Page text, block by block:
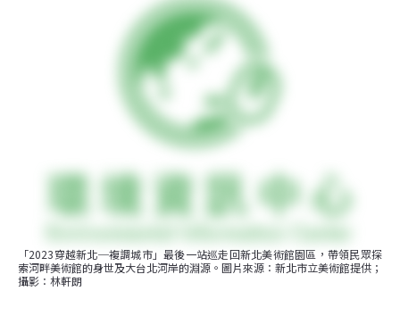
「2023穿越新北─複調城市」最後一站巡走回新北美術館園區，帶領民眾探
索河畔美術館的身世及大台北河岸的淵源。圖片來源：新北市立美術館提供；
攝影：林軒朗